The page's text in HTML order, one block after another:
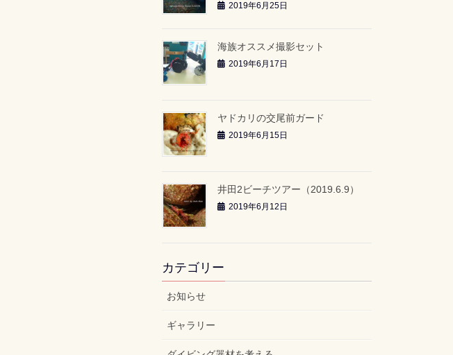
2019年6月25日
海族オススメ撮影セット
2019年6月17日
ヤドカリの交尾前ガード
2019年6月15日
井田2ビーチツアー（2019.6.9）
2019年6月12日
カテゴリー
お知らせ
ギャラリー